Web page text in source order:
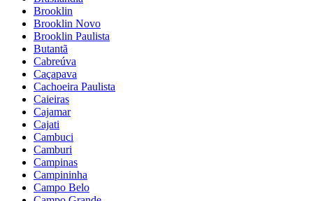
Brooklin
Brooklin Novo
Brooklin Paulista
Butantã
Cabreúva
Caçapava
Cachoeira Paulista
Caieiras
Cajamar
Cajati
Cambuci
Camburi
Campinas
Campininha
Campo Belo